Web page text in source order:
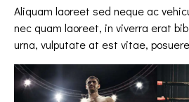
Aliquam laoreet sed neque ac
nec quam laoreet, in viverra erat
urna, vulputate at est vitae,